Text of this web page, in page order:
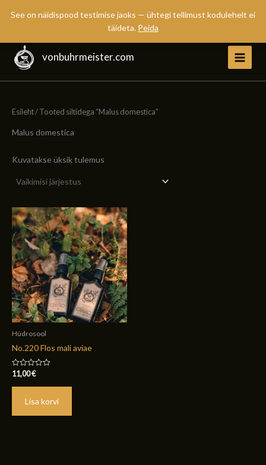
See on näidispood testimise jaoks — ühtegi tellimust kodulehelt ei
täideta. Peida
content
vonbuhrmeister.com
Main
Esileht/ Tooted siltidega “Malus domestica”
Malus domestica
Kuvatakse üksik tulemus
Hüdrosool
No.220 Flos mali aviae
Hinnanguga
/
11,00€
Lisa korvi